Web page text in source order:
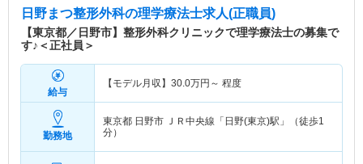
日野まつ整形外科の理学療法士求人(正職員)
【東京都／日野市】整形外科クリニックで理学療法士の募集で
す♪＜正社員＞
給与
【モデル月収】 30.0万円～ 程度
勤務地
東京都 日野市 ＪＲ中央線「日野(東京)駅」（徒歩1
分）